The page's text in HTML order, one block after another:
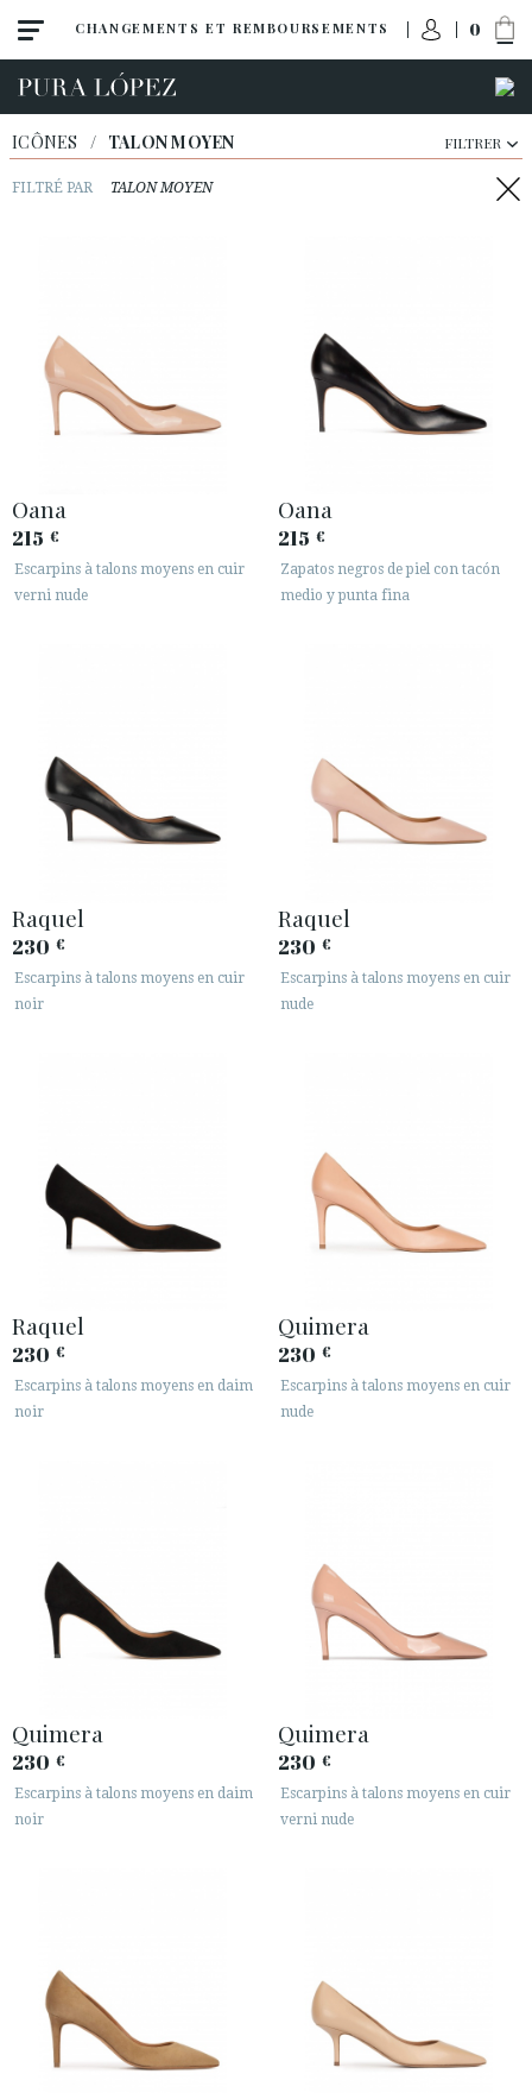
CHANGEMENTS ET REMBOURSEMENTS 0
Tout
Talon haut
Talon moyen
ACCÈS À MA COMMANDE
· SERVICE CLIENT
· EXPÉDITIONS
· CHANGEMENTS ET REMBOURSEMENTS
· POLITIQUE DE CONFIDENTIALITÉ
· INFORMATION LÉGALE
     
ICÔNES / TALON MOYEN FILTRER
FILTRÉ PAR TALON MOYEN
Oana
215 €
Escarpins à talons moyens en cuir
verni nude
Oana
215 €
Zapatos negros de piel con tacón
medio y punta fina
Raquel
230 €
Escarpins à talons moyens en cuir
noir
Raquel
230 €
Escarpins à talons moyens en cuir
nude
Raquel
230 €
Escarpins à talons moyens en daim
noir
Quimera
230 €
Escarpins à talons moyens en cuir
nude
Quimera
230 €
Escarpins à talons moyens en daim
noir
Quimera
230 €
Escarpins à talons moyens en cuir
verni nude